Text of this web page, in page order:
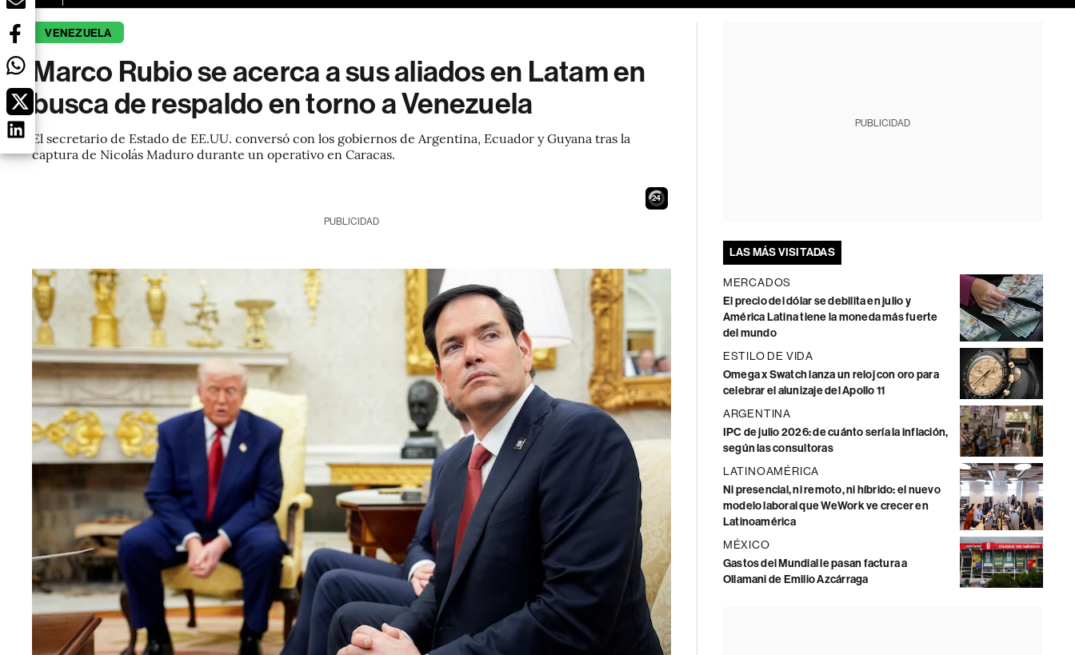
VENEZUELA
Marco Rubio se acerca a sus aliados en Latam en
busca de respaldo en torno a Venezuela
El secretario de Estado de EE.UU. conversó con los gobiernos de Argentina, Ecuador y Guyana tras la
captura de Nicolás Maduro durante un operativo en Caracas.
23
PUBLICIDAD
PUBLICIDAD
LAS MÁS VISITADAS
MERCADOS
El precio del dólar se debilita en julio y
América Latina tiene la moneda más fuerte
del mundo
ESTILO DE VIDA
Omega x Swatch lanza un reloj con oro para
celebrar el alunizaje del Apollo 11
ARGENTINA
IPC de julio 2026: de cuánto sería la inflación,
según las consultoras
LATINOAMÉRICA
Ni presencial, ni remoto, ni híbrido: el nuevo
modelo laboral que WeWork ve crecer en
Latinoamérica
MÉXICO
Gastos del Mundial le pasan factura a
Ollamani de Emilio Azcárraga